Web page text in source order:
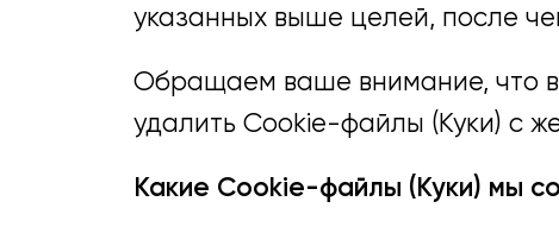
указанных выше целей, после
Обращаем ваше внимание, что в
удалить Cookie-файлы (Куки) с
Какие Cookie-файлы (Куки) мы